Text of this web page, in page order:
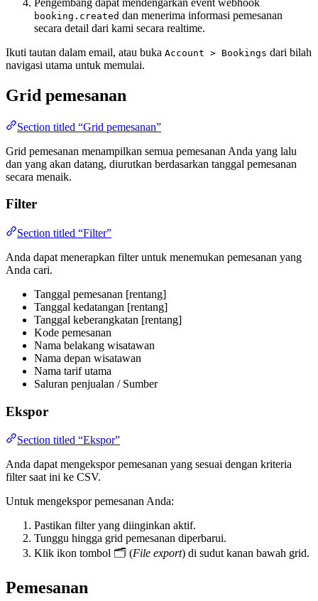
booking.created dan menerima informasi pemesanan
secara detail dari kami secara realtime.
Ikuti tautan dalam email, atau buka Account > Bookings dari bilah
navigasi utama untuk memulai.
Grid pemesanan
Section titled “Grid pemesanan”
Grid pemesanan menampilkan semua pemesanan Anda yang lalu
dan yang akan datang, diurutkan berdasarkan tanggal pemesanan
secara menaik.
Filter
Section titled “Filter”
Anda dapat menerapkan filter untuk menemukan pemesanan yang
Anda cari.
Tanggal pemesanan [rentang]
Tanggal kedatangan [rentang]
Tanggal keberangkatan [rentang]
Kode pemesanan
Nama belakang wisatawan
Nama depan wisatawan
Nama tarif utama
Saluran penjualan / Sumber
Ekspor
Section titled “Ekspor”
Anda dapat mengekspor pemesanan yang sesuai dengan kriteria
filter saat ini ke CSV.
Untuk mengekspor pemesanan Anda:
Pastikan filter yang diinginkan aktif.
Tunggu hingga grid pemesanan diperbarui.
Klik ikon tombol 🗂️ (File export) di sudut kanan bawah grid.
Pemesanan